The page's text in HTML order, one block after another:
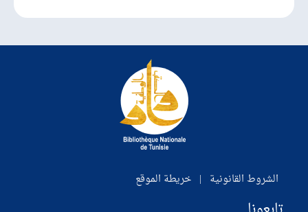
الشروط القانونية | خريطة الموقع